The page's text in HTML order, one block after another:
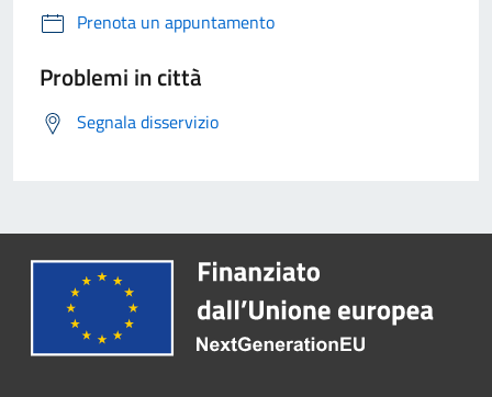
Prenota un appuntamento
Problemi in città
Segnala disservizio